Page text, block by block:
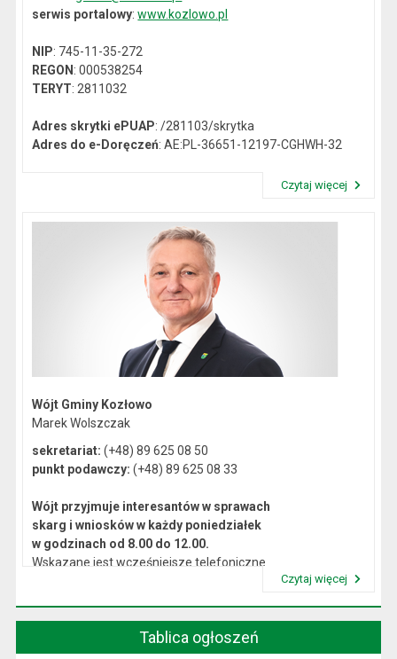
serwis portalowy:www.kozlowo.pl
NIP: 745-11-35-272
REGON: 000538254
TERYT: 2811032
Adres skrytki ePUAP: /281103/skrytka
Adres do e-Doręczeń: AE:PL-36651-12197-CGHWH-32
Czytaj więcej
Wójt Gminy Kozłowo
Marek Wolszczak
sekretariat: (+48) 89 625 08 50
punkt podawczy: (+48) 89 625 08 33
Wójt przyjmuje interesantów w sprawach
skarg i wniosków w każdy poniedziałek
w godzinach od 8.00 do 12.00.
Wskazane jest wcześniejsze telefoniczne
Czytaj więcej
Tablica ogłoszeń